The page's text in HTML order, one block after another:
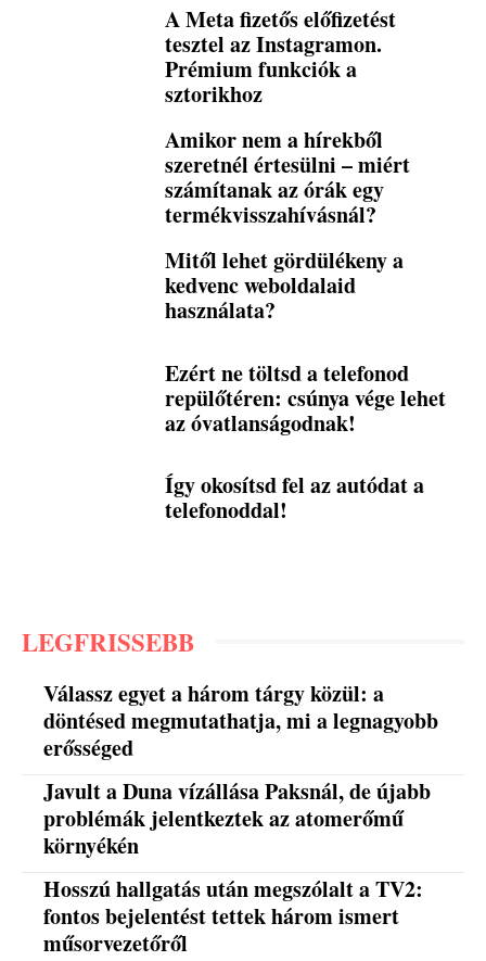
A Meta fizetős előfizetést
tesztel az Instagramon.
Prémium funkciók a
sztorikhoz
Amikor nem a hírekből
szeretnél értesülni – miért
számítanak az órák egy
termékvisszahívásnál?
Mitől lehet gördülékeny a
kedvenc weboldalaid
használata?
Ezért ne töltsd a telefonod
repülőtéren: csúnya vége lehet
az óvatlanságodnak!
Így okosítsd fel az autódat a
telefonoddal!
LEGFRISSEBB
Válassz egyet a három tárgy közül: a
döntésed megmutathatja, mi a legnagyobb
erősséged
Javult a Duna vízállása Paksnál, de újabb
problémák jelentkeztek az atomerőmű
környékén
Hosszú hallgatás után megszólalt a TV2:
fontos bejelentést tettek három ismert
műsorvezetőről